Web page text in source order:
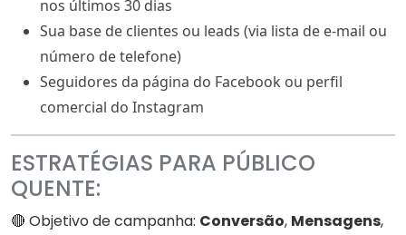
nos últimos 30 dias
Sua base de clientes ou leads (via lista de e-mail ou
número de telefone)
Seguidores da página do Facebook ou perfil
comercial do Instagram
ESTRATÉGIAS PARA PÚBLICO
QUENTE:
🔴 Objetivo de campanha: Conversão, Mensagens,